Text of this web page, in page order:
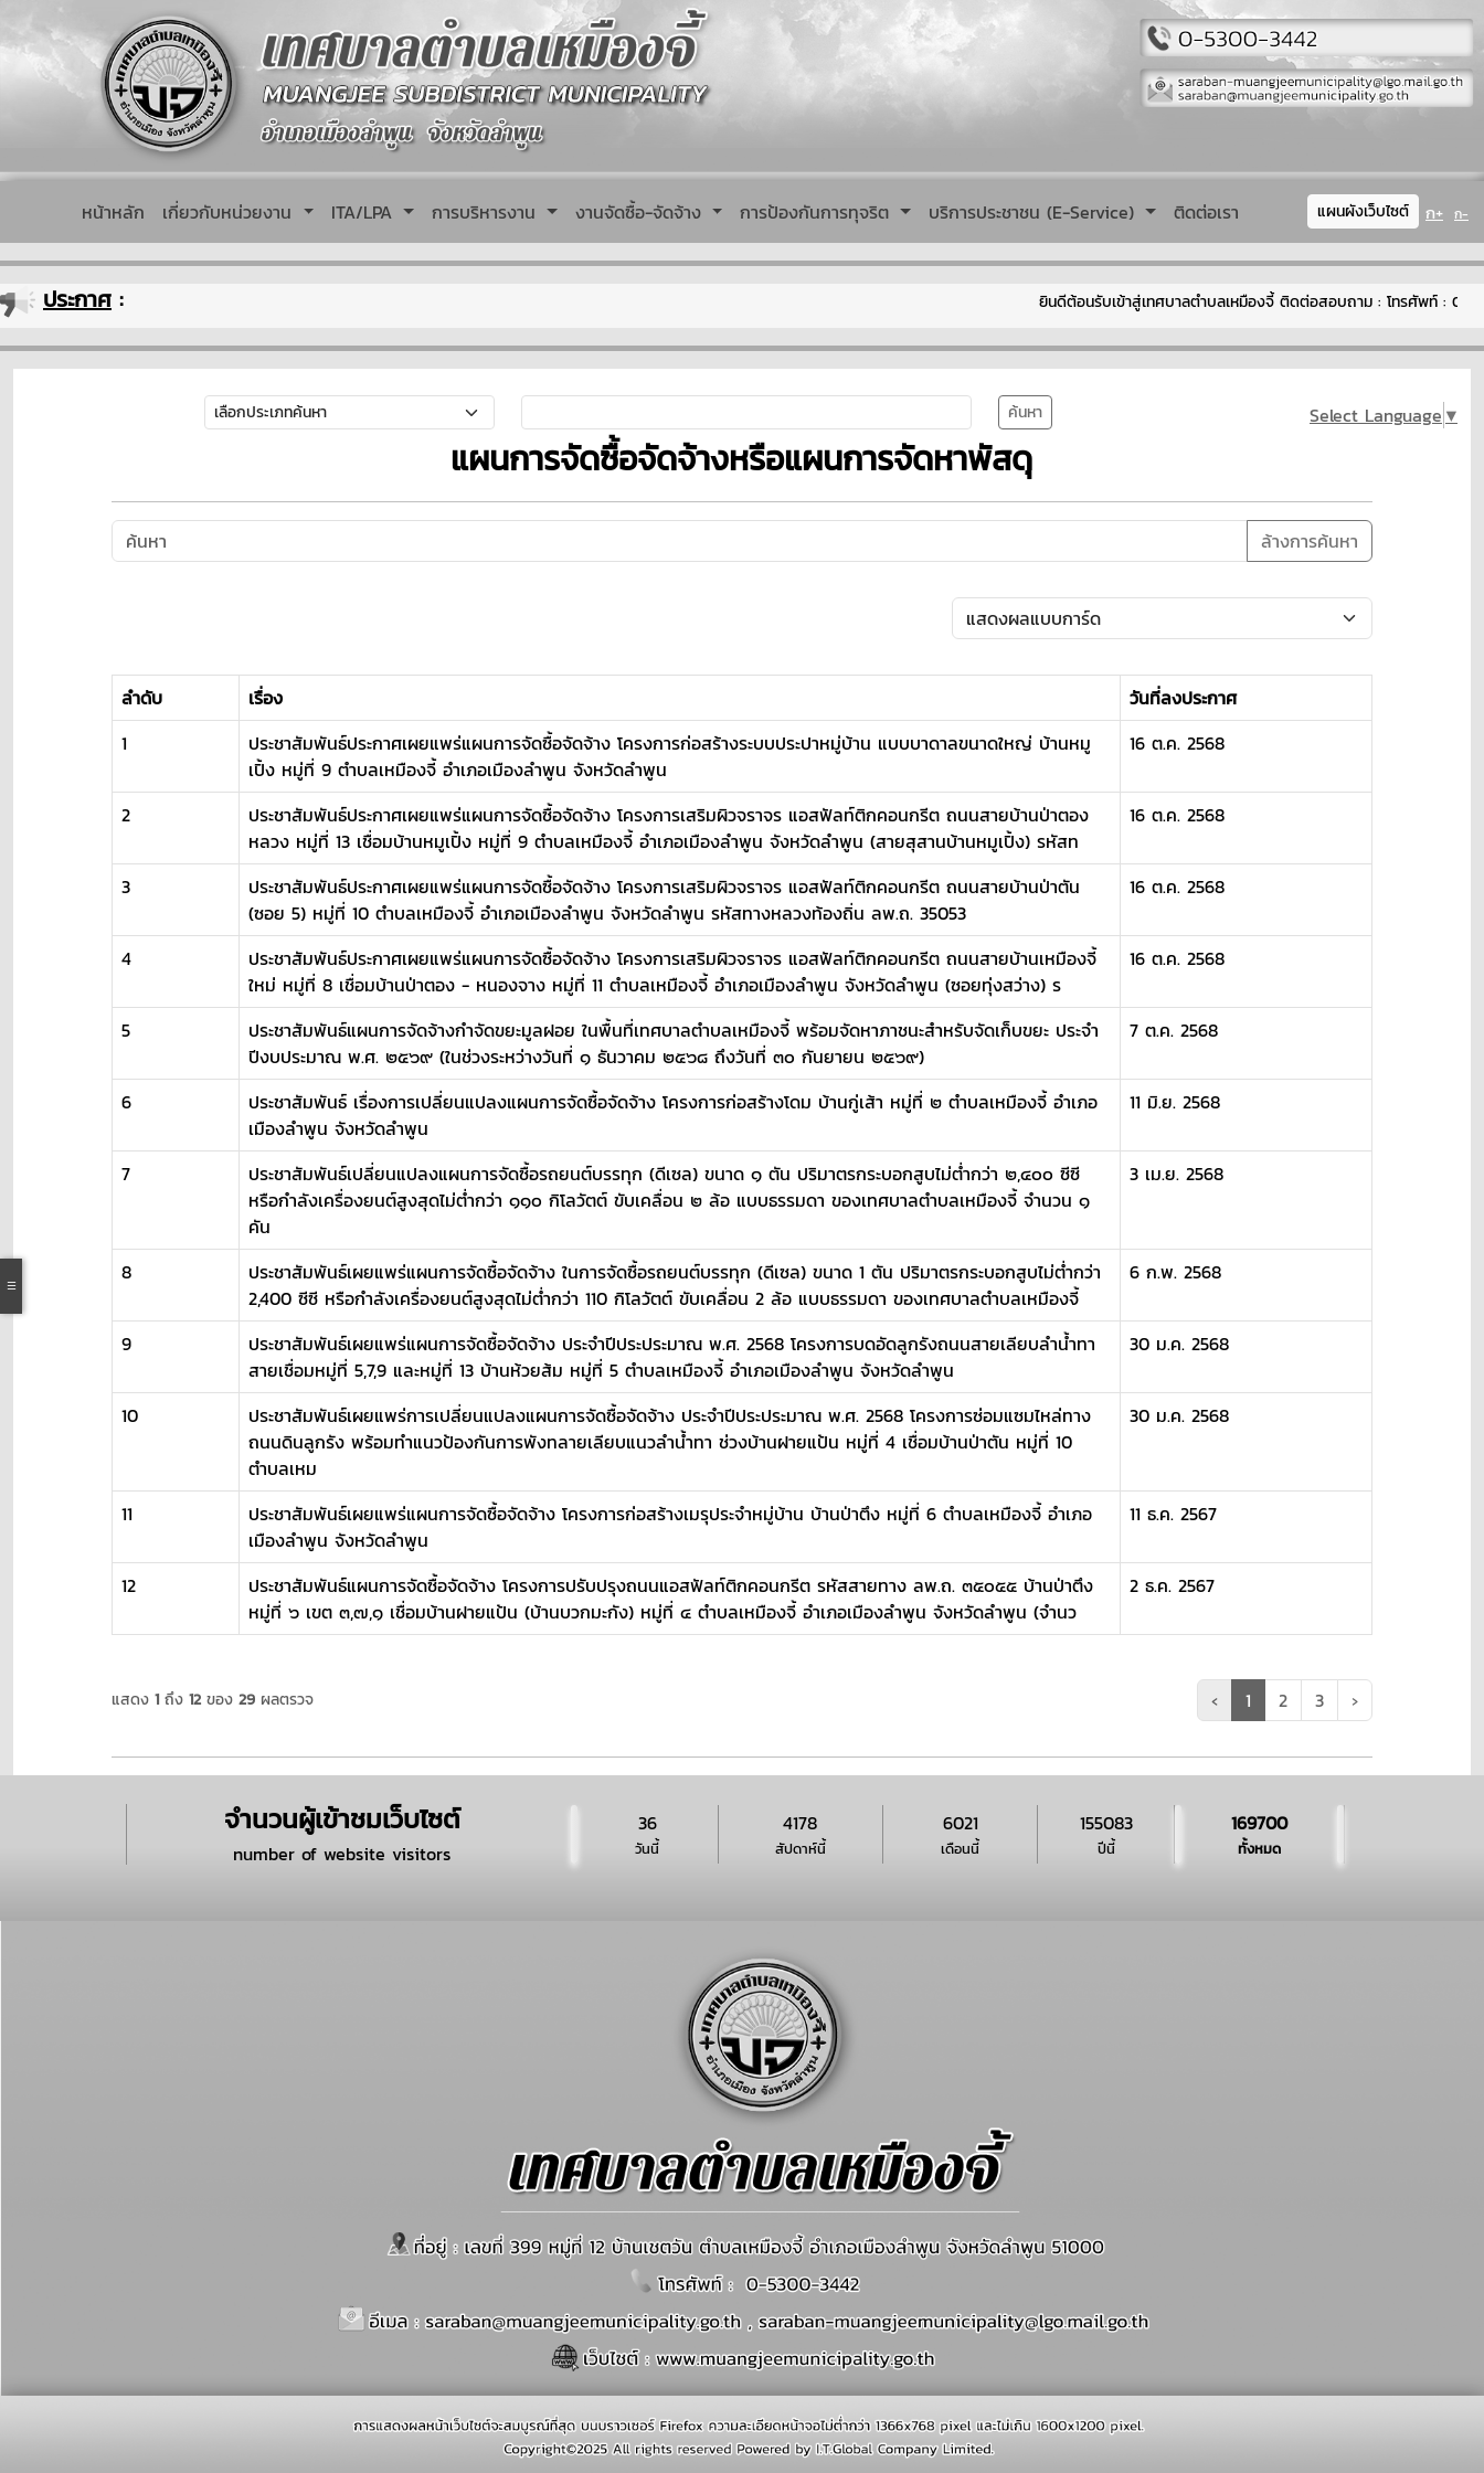
หน้าหลัก เกี่ยวกับหน่วยงาน ITA/LPA การบริหารงาน งานจัดซื้อ-จัดจ้าง การป้องกันการทุจริต บริการประชาชน (E-Service) ติดต่อเรา แผนผังเว็บไซต์ ก+ ก-
ประกาศ : ยินดีต้อนรับเข้าสู่เทศบาลตำบลเหมืองจี้ ติดต่อสอบถาม : โทรศัพท์ : 0-
ค้นหา Select Language ▼
แผนการจัดซื้อจัดจ้างหรือแผนการจัดหาพัสดุ
ล้างการค้นหา
ลำดับ เรื่อง
วันที่ลงประกาศ
1
ประชาสัมพันธ์ประกาศเผยแพร่แผนการจัดซื้อจัดจ้าง โครงการก่อสร้างระบบประปาหมู่บ้าน แบบบาดาลขนาดใหญ่ บ้านหมู
เปิ้ง หมู่ที่ 9 ตำบลเหมืองจี้ อำเภอเมืองลำพูน จังหวัดลำพูน
16 ต.ค. 2568
2
ประชาสัมพันธ์ประกาศเผยแพร่แผนการจัดซื้อจัดจ้าง โครงการเสริมผิวจราจร แอสฟัลท์ติกคอนกรีต ถนนสายบ้านป่าตอง
หลวง หมู่ที่ 13 เชื่อมบ้านหมูเปิ้ง หมู่ที่ 9 ตำบลเหมืองจี้ อำเภอเมืองลำพูน จังหวัดลำพูน (สายสุสานบ้านหมูเปิ้ง) รหัสท
16 ต.ค. 2568
3
ประชาสัมพันธ์ประกาศเผยแพร่แผนการจัดซื้อจัดจ้าง โครงการเสริมผิวจราจร แอสฟัลท์ติกคอนกรีต ถนนสายบ้านป่าตัน
(ซอย 5) หมู่ที่ 10 ตำบลเหมืองจี้ อำเภอเมืองลำพูน จังหวัดลำพูน รหัสทางหลวงท้องถิ่น ลพ.ถ. 35053
16 ต.ค. 2568
4
ประชาสัมพันธ์ประกาศเผยแพร่แผนการจัดซื้อจัดจ้าง โครงการเสริมผิวจราจร แอสฟัลท์ติกคอนกรีต ถนนสายบ้านเหมืองจี้
ใหม่ หมู่ที่ 8 เชื่อมบ้านป่าตอง - หนองจาง หมู่ที่ 11 ตำบลเหมืองจี้ อำเภอเมืองลำพูน จังหวัดลำพูน (ซอยทุ่งสว่าง) ร
16 ต.ค. 2568
5
ประชาสัมพันธ์แผนการจัดจ้างกำจัดขยะมูลฝอย ในพื้นที่เทศบาลตำบลเหมืองจี้ พร้อมจัดหาภาชนะสำหรับจัดเก็บขยะ ประจำ
ปีงบประมาณ พ.ศ. ๒๕๖๙ (ในช่วงระหว่างวันที่ ๑ ธันวาคม ๒๕๖๘ ถึงวันที่ ๓๐ กันยายน ๒๕๖๙)
7 ต.ค. 2568
6
ประชาสัมพันธ์ เรื่องการเปลี่ยนแปลงแผนการจัดซื้อจัดจ้าง โครงการก่อสร้างโดม บ้านกู่เส้า หมู่ที่ ๒ ตำบลเหมืองจี้ อำเภอ
เมืองลำพูน จังหวัดลำพูน
11 มิ.ย. 2568
7
ประชาสัมพันธ์เปลี่ยนแปลงแผนการจัดซื้อรถยนต์บรรทุก (ดีเซล) ขนาด ๑ ตัน ปริมาตรกระบอกสูบไม่ต่ำกว่า ๒,๔๐๐ ซีซี
หรือกำลังเครื่องยนต์สูงสุดไม่ต่ำกว่า ๑๑๐ กิโลวัตต์ ขับเคลื่อน ๒ ล้อ แบบธรรมดา ของเทศบาลตำบลเหมืองจี้ จำนวน ๑
คัน
3 เม.ย. 2568
8
ประชาสัมพันธ์เผยแพร่แผนการจัดซื้อจัดจ้าง ในการจัดซื้อรถยนต์บรรทุก (ดีเซล) ขนาด 1 ตัน ปริมาตรกระบอกสูบไม่ต่ำกว่า
2,400 ซีซี หรือกำลังเครื่องยนต์สูงสุดไม่ต่ำกว่า 110 กิโลวัตต์ ขับเคลื่อน 2 ล้อ แบบธรรมดา ของเทศบาลตำบลเหมืองจี้
6 ก.พ. 2568
9
ประชาสัมพันธ์เผยแพร่แผนการจัดซื้อจัดจ้าง ประจำปีประประมาณ พ.ศ. 2568 โครงการบดอัดลูกรังถนนสายเลียบลำน้ำทา
สายเชื่อมหมู่ที่ 5,7,9 และหมู่ที่ 13 บ้านห้วยส้ม หมู่ที่ 5 ตำบลเหมืองจี้ อำเภอเมืองลำพูน จังหวัดลำพูน
30 ม.ค. 2568
10
ประชาสัมพันธ์เผยแพร่การเปลี่ยนแปลงแผนการจัดซื้อจัดจ้าง ประจำปีประประมาณ พ.ศ. 2568 โครงการซ่อมแซมไหล่ทาง
ถนนดินลูกรัง พร้อมทำแนวป้องกันการพังทลายเลียบแนวลำน้ำทา ช่วงบ้านฝายแป้น หมู่ที่ 4 เชื่อมบ้านป่าตัน หมู่ที่ 10
ตำบลเหม
30 ม.ค. 2568
11
ประชาสัมพันธ์เผยแพร่แผนการจัดซื้อจัดจ้าง โครงการก่อสร้างเมรุประจำหมู่บ้าน บ้านป่าตึง หมู่ที่ 6 ตำบลเหมืองจี้ อำเภอ
เมืองลำพูน จังหวัดลำพูน
11 ธ.ค. 2567
12
ประชาสัมพันธ์แผนการจัดซื้อจัดจ้าง โครงการปรับปรุงถนนแอสฟัลท์ติกคอนกรีต รหัสสายทาง ลพ.ถ. ๓๕๐๕๕ บ้านป่าตึง
หมู่ที่ ๖ เขต ๓,๗,๑ เชื่อมบ้านฝายแป้น (บ้านบวกมะกัง) หมู่ที่ ๔ ตำบลเหมืองจี้ อำเภอเมืองลำพูน จังหวัดลำพูน (จำนว
2 ธ.ค. 2567
แสดง 1ถึง 12ของ 29ผลตรวจ ‹ 1 2 3 ›
จำนวนผู้เข้าชมเว็บไซต์
number of website visitors วันนี้
36
สัปดาห์นี้
4178
เดือนนี้
6021
ปีนี้
155083
ทั้งหมด
169700